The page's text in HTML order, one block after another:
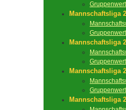
Mannschaftsliga
Mannschaftsliga
Mannschaftsliga
Mannschaftsliga